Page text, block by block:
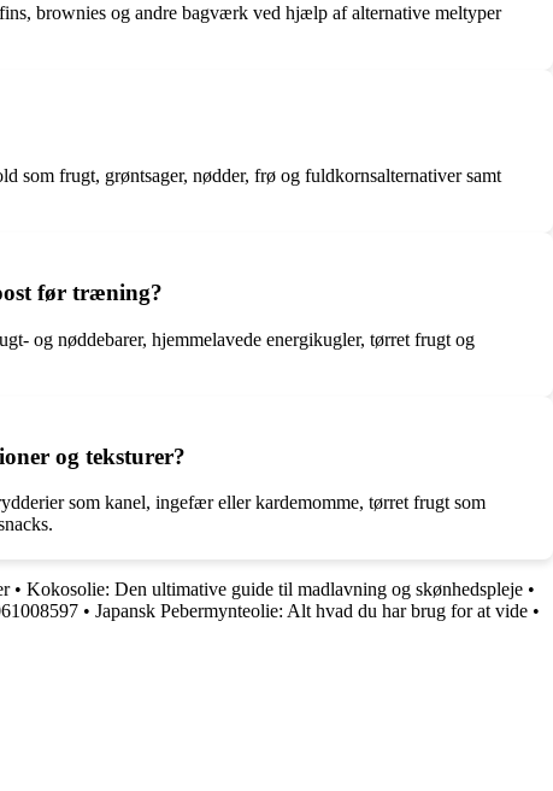
brownies og andre bagværk ved hjælp af alternative meltyper
som frugt, grøntsager, nødder, frø og fuldkornsalternativer samt
før træning?
og nøddebarer, hjemmelavede energikugler, tørret frugt og
og teksturer?
som kanel, ingefær eller kardemomme, tørret frugt som
• Kokosolie: Den ultimative guide til madlavning og skønhedspleje •
• Japansk Pebermynteolie: Alt hvad du har brug for at vide •